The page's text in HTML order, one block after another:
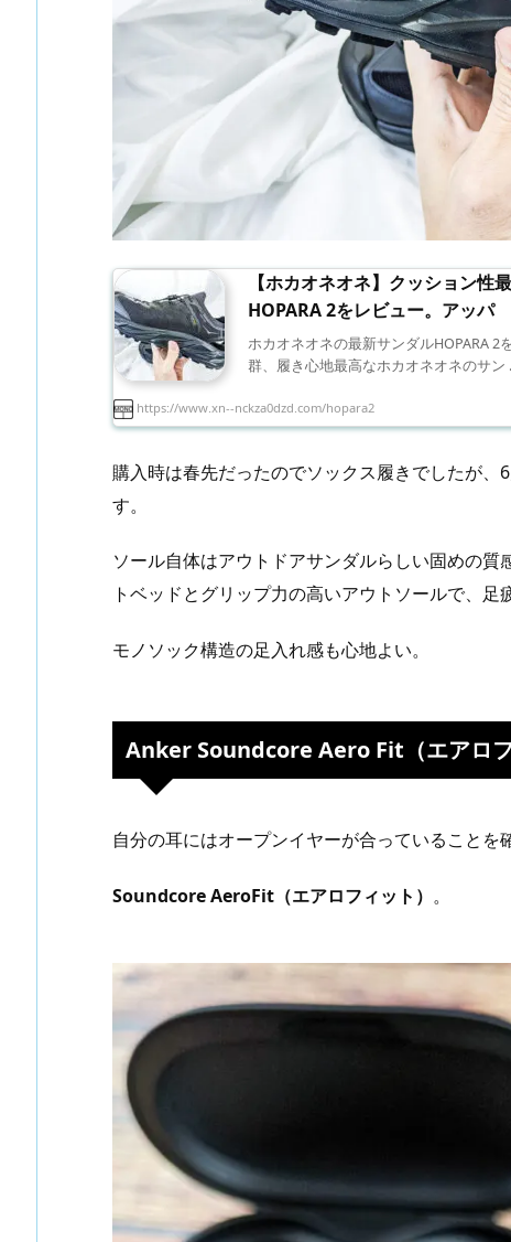
【ホカオネオネ】クッション性
HOPARA 2をレビュー。アッパ
ホカオネオネの最新サンダルHOPARA 2
群、履き心地最高なホカオネオネのサン
https://www.xn--nckza0dzd.com/hopara2
購入時は春先だったのでソックス履きでしたが、
す。
ソール自体はアウトドアサンダルらしい固めの
トベッドとグリップ力の高いアウトソールで、足
モノソック構造の足入れ感も心地よい。
Anker Soundcore Aero Fit（エアロフ
自分の耳にはオープンイヤーが合っていることを
Soundcore AeroFit（エアロフィット） 。